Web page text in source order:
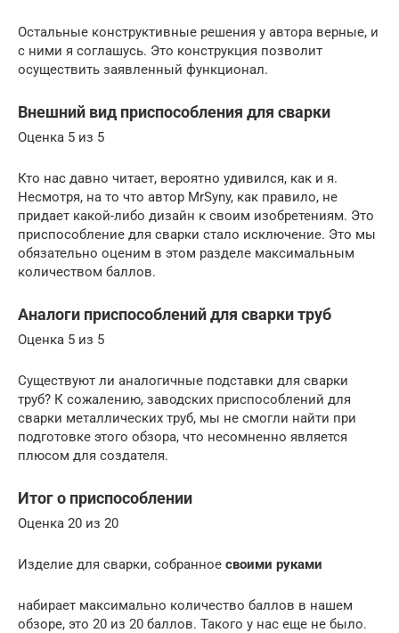
Остальные конструктивные решения у автора верные, и
с ними я соглашусь. Это конструкция позволит
осуществить заявленный функционал.
Внешний вид приспособления для сварки
Оценка 5 из 5
Кто нас давно читает, вероятно удивился, как и я.
Несмотря, на то что автор MrSyny, как правило, не
придает какой-либо дизайн к своим изобретениям. Это
приспособление для сварки стало исключение. Это мы
обязательно оценим в этом разделе максимальным
количеством баллов.
Аналоги приспособлений для сварки труб
Оценка 5 из 5
Существуют ли аналогичные подставки для сварки
труб? К сожалению, заводских приспособлений для
сварки металлических труб, мы не смогли найти при
подготовке этого обзора, что несомненно является
плюсом для создателя.
Итог о приспособлении
Оценка 20 из 20
Изделие для сварки, собранное своими руками
набирает максимально количество баллов в нашем
обзоре, это 20 из 20 баллов. Такого у нас еще не было.